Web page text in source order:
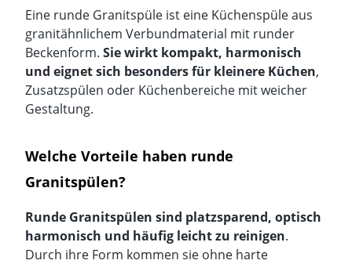
Eine runde Granitspüle ist eine Küchenspüle aus
granitähnlichem Verbundmaterial mit runder
Beckenform. Sie wirkt kompakt, harmonisch
und eignet sich besonders für kleinere Küchen,
Zusatzspülen oder Küchenbereiche mit weicher
Gestaltung.
Welche Vorteile haben runde
Granitspülen?
Runde Granitspülen sind platzsparend, optisch
harmonisch und häufig leicht zu reinigen.
Durch ihre Form kommen sie ohne harte